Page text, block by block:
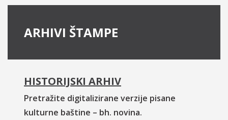
ARHIVI ŠTAMPE
HISTORIJSKI ARHIV
Pretražite digitalizirane verzije pisane
kulturne baštine – bh. novina.